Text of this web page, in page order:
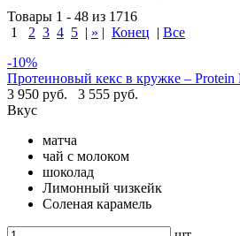
Товары 1 - 48 из 1716
1
2 3 4 5 | » | Конец | Все
-10%
Протеиновый кекс в кружке – Protein
3 950 руб.
3 555 руб.
Вкус
матча
чай с молоком
шоколад
Лимонный чизкейк
Соленая карамель